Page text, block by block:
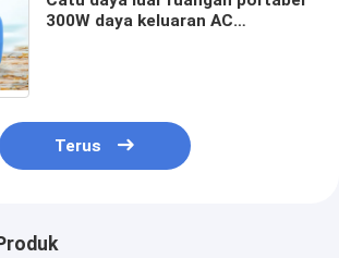
300W daya keluaran AC
Terus